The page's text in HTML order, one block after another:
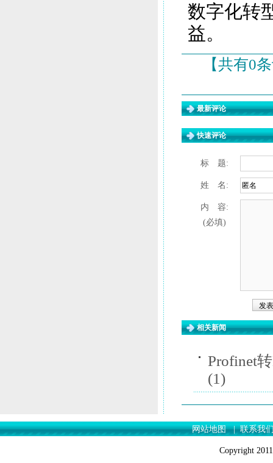
数字化转
益。
【共有0
最新评论
快速评论
标 题:
姓 名:
内 容:
(必填)
相关新闻
Profinet
(1)
网站地图 | 联系我
Copyright